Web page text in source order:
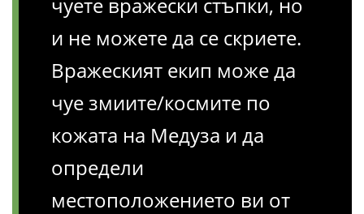
и не можете да се скриете.
Вражеският екип може да
чуе змиите/космите по
кожата на Медуза и да
определи
местоположението ви от